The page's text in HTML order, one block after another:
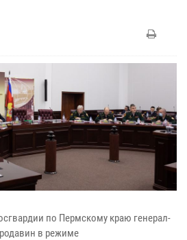
по Пермскому краю генерал-
в режиме